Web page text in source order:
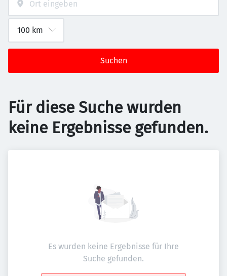
Suchen
Für diese Suche wurden
keine Ergebnisse gefunden.
Es wurden keine Ergebnisse für Ihre
Suche gefunden.